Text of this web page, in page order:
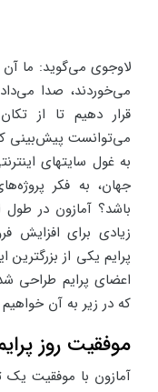
لاوجوی می‌گوید: ما آن
می‌خوردند، صدا
قرار دهیم تا از
می‌توانست پیش‌بینی
جهان، به فکر
باشد؟ آمازون در طول
زیادی برای
پرایم یکی از
اعضای پرایم طراحی
که در زیر به آن
موفقیت روز
آمازون با موفقیت